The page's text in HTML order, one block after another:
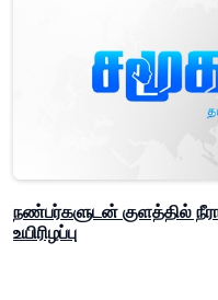
நண்பர்களுடன் குளத்தில்
உயிரிழப்பு